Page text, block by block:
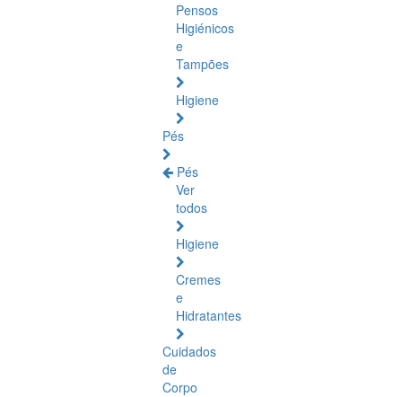
Pensos
Higiénicos
e
Tampões
Higiene
Pés
Pés
Ver
todos
Higiene
Cremes
e
Hidratantes
Cuidados
de
Corpo